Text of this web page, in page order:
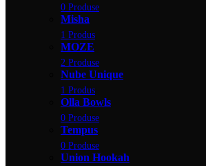
0 Produse
Misha
1 Produs
MOZE
2 Produse
Nube Unique
1 Produs
Olla Bowls
0 Produse
Tempus
0 Produse
Union Hookah